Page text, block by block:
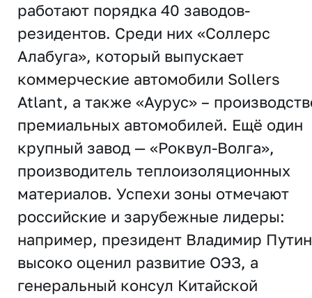
работают порядка 40 заводов-
резидентов. Среди них «Соллерс
Алабуга», который выпускает
коммерческие автомобили Sollers
Atlant, а также «Аурус» –
премиальных автомобилей. Ещё один
крупный завод — «Роквул-Волга»,
производитель теплоизоляционных
материалов. Успехи зоны отмечают
российские и зарубежные лидеры:
например, президент Владимир Путин
высоко оценил развитие ОЭЗ, а
генеральный консул Китайской